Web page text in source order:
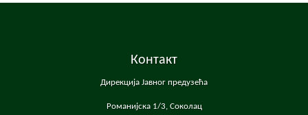
Контакт
Дирекција Јавног предузећа
Романијска 1/3, Соколац